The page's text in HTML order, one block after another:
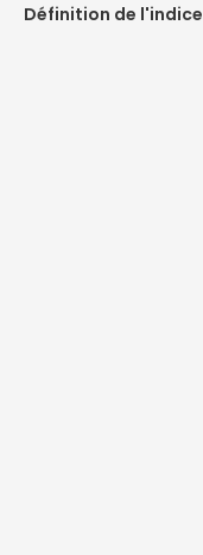
Définition de l'indice